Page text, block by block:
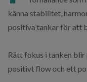
känna stabilitet,
positiva tankar för att
​Rätt fokus i tanken
positivt flow och ett